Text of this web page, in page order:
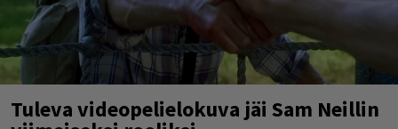
Tuleva videopelielokuva jäi Sam Neillin